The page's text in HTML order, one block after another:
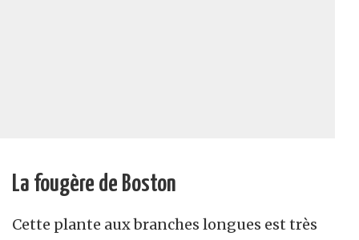
La fougère de Boston
Cette plante aux branches longues est très